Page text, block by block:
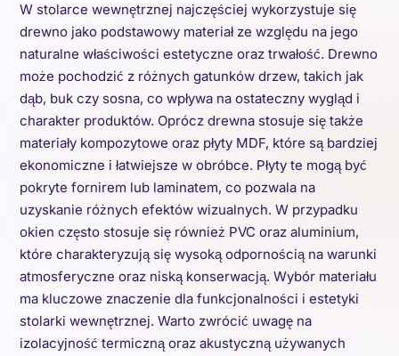
W stolarce wewnętrznej najczęściej wykorzystuje się
drewno jako podstawowy materiał ze względu na jego
naturalne właściwości estetyczne oraz trwałość. Drewno
może pochodzić z różnych gatunków drzew, takich jak
dąb, buk czy sosna, co wpływa na ostateczny wygląd i
charakter produktów. Oprócz drewna stosuje się także
materiały kompozytowe oraz płyty MDF, które są bardziej
ekonomiczne i łatwiejsze w obróbce. Płyty te mogą być
pokryte fornirem lub laminatem, co pozwala na
uzyskanie różnych efektów wizualnych. W przypadku
okien często stosuje się również PVC oraz aluminium,
które charakteryzują się wysoką odpornością na warunki
atmosferyczne oraz niską konserwacją. Wybór materiału
ma kluczowe znaczenie dla funkcjonalności i estetyki
stolarki wewnętrznej. Warto zwrócić uwagę na
izolacyjność termiczną oraz akustyczną używanych